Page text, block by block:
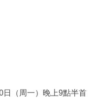
（周一）晚上9點半首